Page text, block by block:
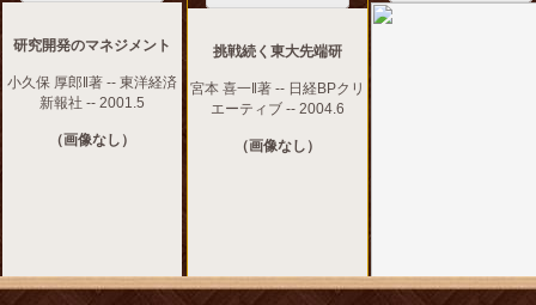
研究開発のマネジメント
小久保 厚郎‖著 -- 東洋経済
新報社 -- 2001.5
（画像なし）
挑戦続く東大先端研
宮本 喜一‖著 -- 日経BPクリ
エーティブ -- 2004.6
（画像なし）